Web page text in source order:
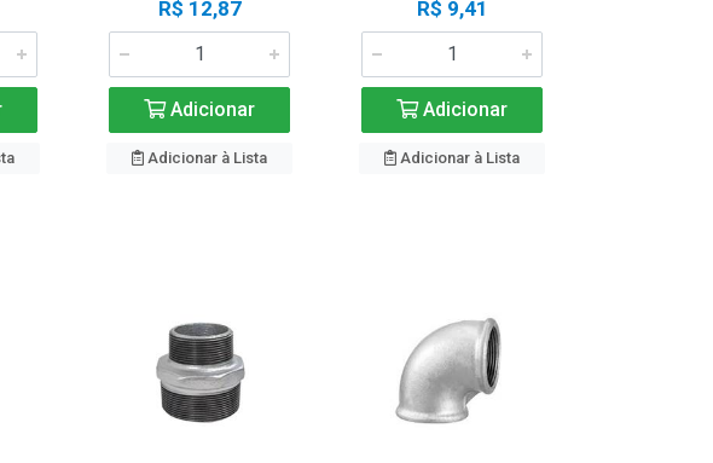
R$ 12,87
Adicionar
Adicionar à Lista
R$ 9,41
Adicionar
Adicionar à Lista